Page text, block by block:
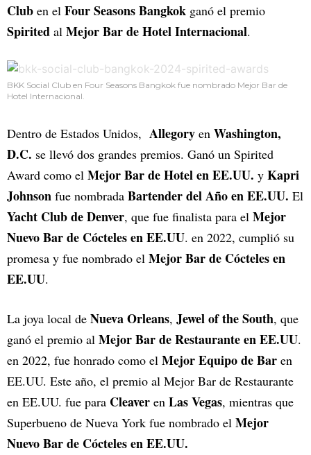
Club en el Four Seasons Bangkok ganó el premio
Spirited al Mejor Bar de Hotel Internacional.
BKK Social Club en Four Seasons Bangkok fue nombrado Mejor Bar de
Hotel Internacional.
Dentro de Estados Unidos, Allegory en Washington,
D.C. se llevó dos grandes premios. Ganó un Spirited
Award como el Mejor Bar de Hotel en EE.UU. y Kapri
Johnson fue nombrada Bartender del Año en EE.UU. El
Yacht Club de Denver, que fue finalista para el Mejor
Nuevo Bar de Cócteles en EE.UU. en 2022, cumplió su
promesa y fue nombrado el Mejor Bar de Cócteles en
EE.UU.
La joya local de Nueva Orleans, Jewel of the South, que
ganó el premio al Mejor Bar de Restaurante en EE.UU.
en 2022, fue honrado como el Mejor Equipo de Bar en
EE.UU. Este año, el premio al Mejor Bar de Restaurante
en EE.UU. fue para Cleaver en Las Vegas, mientras que
Superbueno de Nueva York fue nombrado el Mejor
Nuevo Bar de Cócteles en EE.UU.